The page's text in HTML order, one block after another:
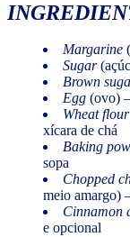
Margarine
Sugar
Brown
Egg (ovo)
Wheat flour
xícara de chá
Baking
sopa
Chopped
meio amargo)
Cinnamon
e opcional